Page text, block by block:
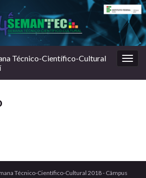
Técnico-Científico-Cultural
Técnico-Científico-Cultural 2018 - Câmpus